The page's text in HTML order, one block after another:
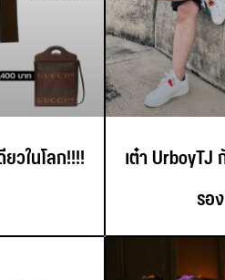
วในโลก!!!!
เต๋า UrboyTJ
รอ